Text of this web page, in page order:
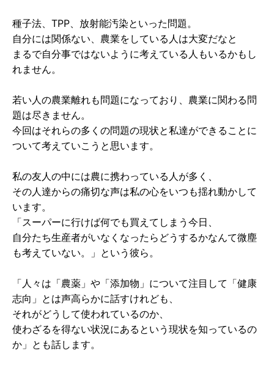
種子法、TPP、放射能汚染といった問題。
自分には関係ない、農業をしている人は大変だなと
まるで自分事ではないように考えている人もいるかもし
れません。
若い人の農業離れも問題になっており、農業に関わる問
題は尽きません。
今回はそれらの多くの問題の現状と私達ができることに
ついて考えていこうと思います。
私の友人の中には農に携わっている人が多く、
その人達からの痛切な声は私の心をいつも揺れ動かして
います。
「スーパーに行けば何でも買えてしまう今日、
自分たち生産者がいなくなったらどうするかなんて微塵
も考えていない。」という彼ら。
「人々は「農薬」や「添加物」について注目して「健康
志向」とは声高らかに話すけれども、
それがどうして使われているのか、
使わざるを得ない状況にあるという現状を知っているの
か」とも話します。